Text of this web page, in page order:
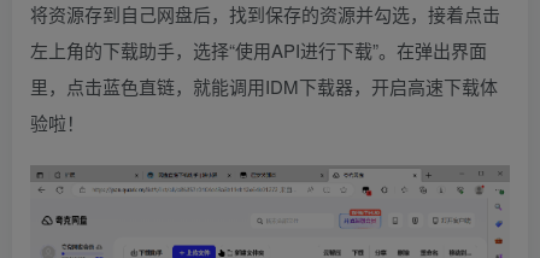
将资源存到自己网盘后，找到保存的资源并勾选，接着点击
左上角的下载助手，选择“使用API进行下载”。在弹出界面
里，点击蓝色直链，就能调用IDM下载器，开启高速下载体
验啦！